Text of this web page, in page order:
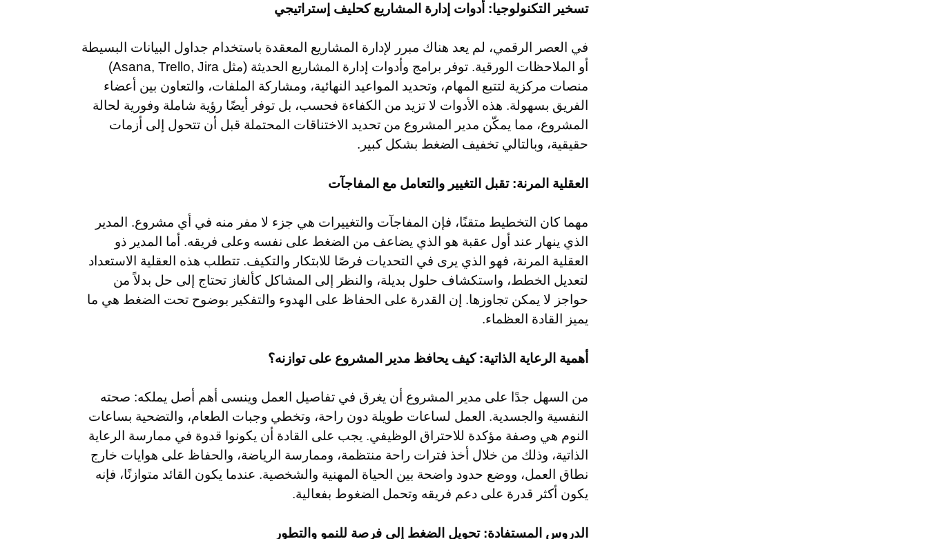
تسخير التكنولوجيا: أدوات إدارة المشاريع كحليف إستراتيجي
في العصر الرقمي، لم يعد هناك مبرر لإدارة المشاريع المعقدة باستخدام جداول البيانات البسيطة
أو الملاحظات الورقية. توفر برامج وأدوات إدارة المشاريع الحديثة (مثل Asana, Trello, Jira)
منصات مركزية لتتبع المهام، وتحديد المواعيد النهائية، ومشاركة الملفات، والتعاون بين أعضاء
الفريق بسهولة. هذه الأدوات لا تزيد من الكفاءة فحسب، بل توفر أيضًا رؤية شاملة وفورية لحالة
المشروع، مما يمكّن مدير المشروع من تحديد الاختناقات المحتملة قبل أن تتحول إلى أزمات
حقيقية، وبالتالي تخفيف الضغط بشكل كبير.
العقلية المرنة: تقبل التغيير والتعامل مع المفاجآت
مهما كان التخطيط متقنًا، فإن المفاجآت والتغييرات هي جزء لا مفر منه في أي مشروع. المدير
الذي ينهار عند أول عقبة هو الذي يضاعف من الضغط على نفسه وعلى فريقه. أما المدير ذو
العقلية المرنة، فهو الذي يرى في التحديات فرصًا للابتكار والتكيف. تتطلب هذه العقلية الاستعداد
لتعديل الخطط، واستكشاف حلول بديلة، والنظر إلى المشاكل كألغاز تحتاج إلى حل بدلاً من
حواجز لا يمكن تجاوزها. إن القدرة على الحفاظ على الهدوء والتفكير بوضوح تحت الضغط هي ما
يميز القادة العظماء.
أهمية الرعاية الذاتية: كيف يحافظ مدير المشروع على توازنه؟
من السهل جدًا على مدير المشروع أن يغرق في تفاصيل العمل وينسى أهم أصل يملكه: صحته
النفسية والجسدية. العمل لساعات طويلة دون راحة، وتخطي وجبات الطعام، والتضحية بساعات
النوم هي وصفة مؤكدة للاحتراق الوظيفي. يجب على القادة أن يكونوا قدوة في ممارسة الرعاية
الذاتية، وذلك من خلال أخذ فترات راحة منتظمة، وممارسة الرياضة، والحفاظ على هوايات خارج
نطاق العمل، ووضع حدود واضحة بين الحياة المهنية والشخصية. عندما يكون القائد متوازنًا، فإنه
يكون أكثر قدرة على دعم فريقه وتحمل الضغوط بفعالية.
الدروس المستفادة: تحويل الضغط إلى فرصة للنمو والتطور